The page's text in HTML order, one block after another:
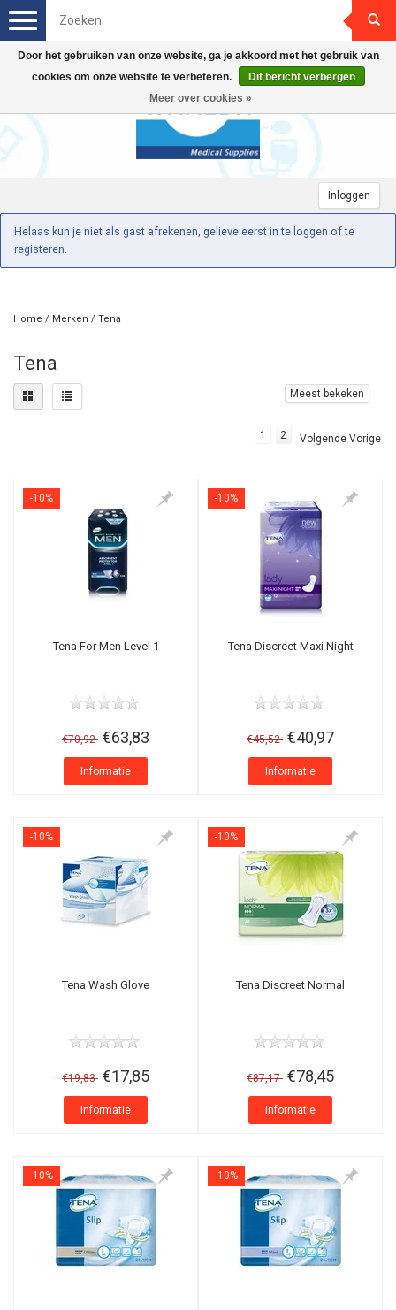
Inloggen
Toggle
Helaas kun je niet als gast afrekenen, gelieve eerst in te loggen of te
registeren.
Home / Merken / Tena
Tena
Meest bekeken
1 2 Volgende Vorige
-10%
Tena For Men Level 1
€70,92 €63,83
Informatie
-10%
Tena Discreet Maxi Night
€45,52 €40,97
Informatie
-10%
Tena Wash Glove
€19,83 €17,85
Informatie
-10%
Tena Discreet Normal
€87,17 €78,45
Informatie
-10% -10%
Door het gebruiken van onze website, ga je akkoord met het gebruik van
cookies om onze website te verbeteren.
Dit bericht verbergen
Meer over cookies »